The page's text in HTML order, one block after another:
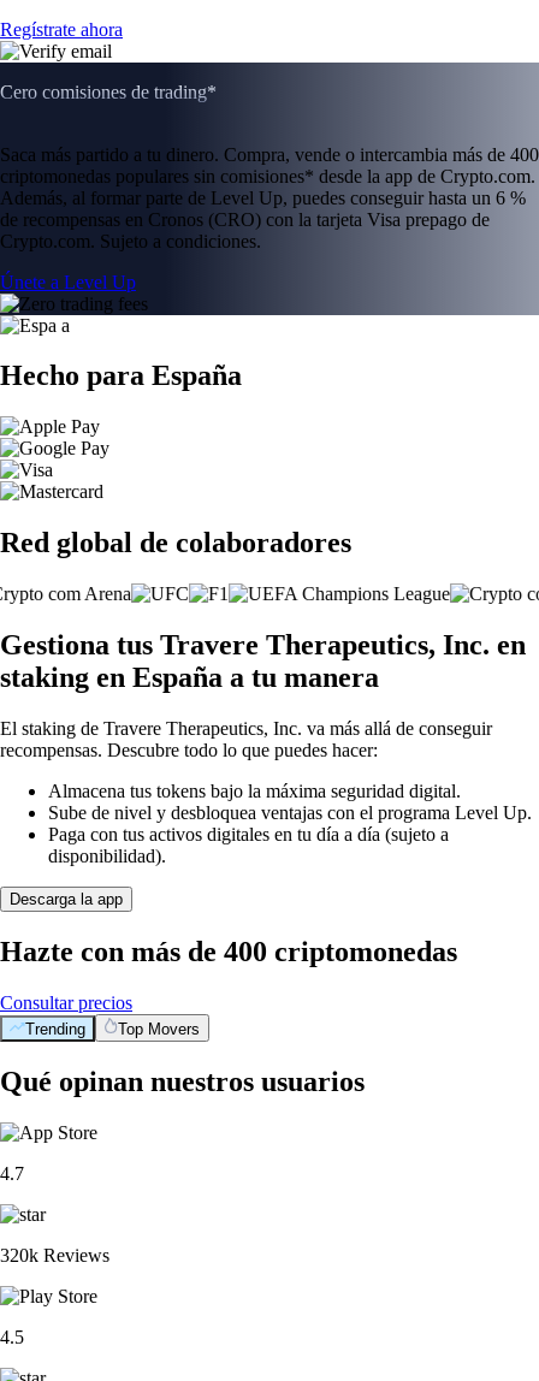
Regístrate ahora
Cero comisiones de trading*
Saca más partido a tu dinero. Compra, vende o intercambia más de 400
criptomonedas populares sin comisiones* desde la app de Crypto.com.
Además, al formar parte de Level Up, puedes conseguir hasta un 6 %
de recompensas en Cronos (CRO) con la tarjeta Visa prepago de
Crypto.com. Sujeto a condiciones.
Únete a Level Up
Hecho para España
Red global de colaboradores
Gestiona tus Travere Therapeutics, Inc. en
staking en España a tu manera
El staking de Travere Therapeutics, Inc. va más allá de conseguir
recompensas. Descubre todo lo que puedes hacer:
Almacena tus tokens bajo la máxima seguridad digital.
Sube de nivel y desbloquea ventajas con el programa Level Up.
Paga con tus activos digitales en tu día a día (sujeto a
disponibilidad).
Descarga la app
Hazte con más de 400 criptomonedas
Consultar precios
Trending Top Movers
Qué opinan nuestros usuarios
4.7
320k Reviews
4.5